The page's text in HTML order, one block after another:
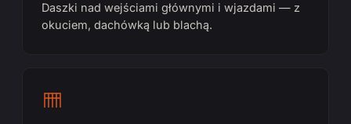
Daszki nad wejściami głównymi i wjazdami — z
okuciem, dachówką lub blachą.